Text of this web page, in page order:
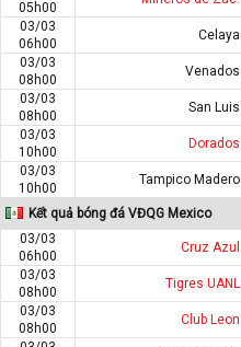
05h00
03/03
06h00
Celaya
03/03
08h00
Venados
03/03
08h00
San Luis
03/03
10h00
Dorados
03/03
10h00
Tampico Madero
Kết quả bóng đá VĐQG Mexico
03/03
06h00
Cruz Azul
03/03
08h00
Tigres UANL
03/03
08h00
Club Leon